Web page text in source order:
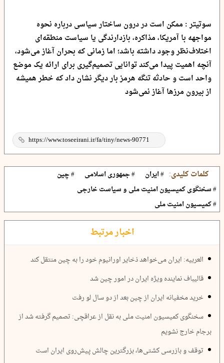
سوتیتر : ممکن است در درون ساختار سیاسی درباره نحوه
مواجهه با آمریکا، مذاکره، بازدارندگی یا سیاست منطقه‌ای
اختلاف‌نظر وجود داشته باشد؛ اما زمانی که بحران آغاز می‌شود،
آنچه اهمیت پیدا می‌کند توانایی تصمیم‌گیری برای ارائه یک موضع
واحد است و حادثه تنگه هرمز بار دیگر نشان داد که خطر همیشه
از بیرون مرزها آغاز نمی‌شود
کلمات کلیدی: # ایران # جمهوری اسلامی
# چین
# سخنگوی کمیسیون امنیت ملی و سیاست خارجی
# کمیسیون امنیت ملی
اخبار مرتبط
العربیه: ایران می‌خواهد ذخایر اورانیوم خود را به چین منتقل کند
قالیباف نماینده ویژه ایران در امور چین شد
خرید مخفیانه ایران از چین بعد از دو سال لو رفت
سخنگوی کمیسیون امنیت ملی به نقل از عراقچی: تصمیم گرفته شد از
برجام خارج نشویم
توقف و بازرسی کشتی‌ها، بزرگترین چالش پیش‌روی ایران است